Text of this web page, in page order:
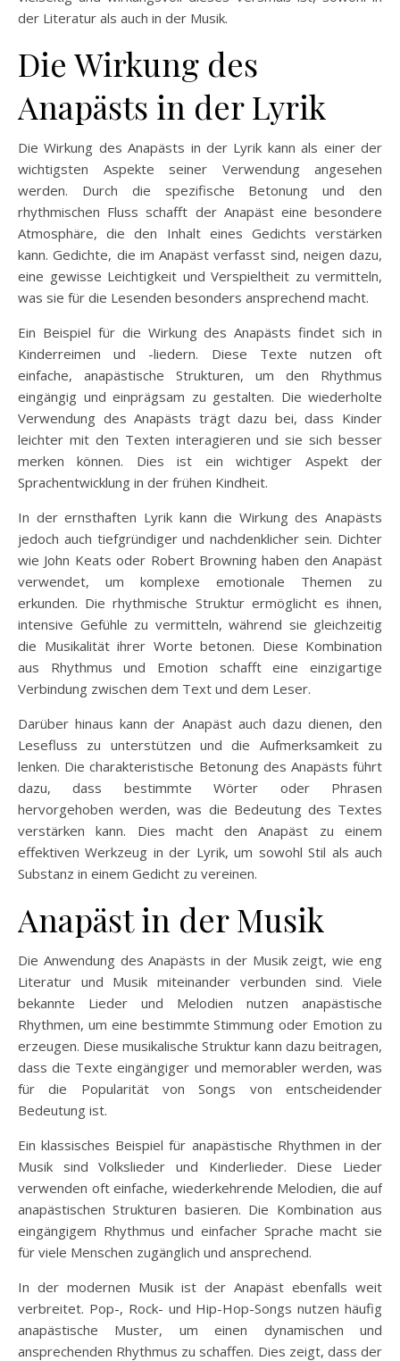
der Literatur als auch in der Musik.
Die Wirkung des
Anapästs in der Lyrik
Die Wirkung des Anapästs in der Lyrik kann als einer der
wichtigsten Aspekte seiner Verwendung angesehen
werden. Durch die spezifische Betonung und den
rhythmischen Fluss schafft der Anapäst eine besondere
Atmosphäre, die den Inhalt eines Gedichts verstärken
kann. Gedichte, die im Anapäst verfasst sind, neigen dazu,
eine gewisse Leichtigkeit und Verspieltheit zu vermitteln,
was sie für die Lesenden besonders ansprechend macht.
Ein Beispiel für die Wirkung des Anapästs findet sich in
Kinderreimen und -liedern. Diese Texte nutzen oft
einfache, anapästische Strukturen, um den Rhythmus
eingängig und einprägsam zu gestalten. Die wiederholte
Verwendung des Anapästs trägt dazu bei, dass Kinder
leichter mit den Texten interagieren und sie sich besser
merken können. Dies ist ein wichtiger Aspekt der
Sprachentwicklung in der frühen Kindheit.
In der ernsthaften Lyrik kann die Wirkung des Anapästs
jedoch auch tiefgründiger und nachdenklicher sein. Dichter
wie John Keats oder Robert Browning haben den Anapäst
verwendet, um komplexe emotionale Themen zu
erkunden. Die rhythmische Struktur ermöglicht es ihnen,
intensive Gefühle zu vermitteln, während sie gleichzeitig
die Musikalität ihrer Worte betonen. Diese Kombination
aus Rhythmus und Emotion schafft eine einzigartige
Verbindung zwischen dem Text und dem Leser.
Darüber hinaus kann der Anapäst auch dazu dienen, den
Lesefluss zu unterstützen und die Aufmerksamkeit zu
lenken. Die charakteristische Betonung des Anapästs führt
dazu, dass bestimmte Wörter oder Phrasen
hervorgehoben werden, was die Bedeutung des Textes
verstärken kann. Dies macht den Anapäst zu einem
effektiven Werkzeug in der Lyrik, um sowohl Stil als auch
Substanz in einem Gedicht zu vereinen.
Anapäst in der Musik
Die Anwendung des Anapästs in der Musik zeigt, wie eng
Literatur und Musik miteinander verbunden sind. Viele
bekannte Lieder und Melodien nutzen anapästische
Rhythmen, um eine bestimmte Stimmung oder Emotion zu
erzeugen. Diese musikalische Struktur kann dazu beitragen,
dass die Texte eingängiger und memorabler werden, was
für die Popularität von Songs von entscheidender
Bedeutung ist.
Ein klassisches Beispiel für anapästische Rhythmen in der
Musik sind Volkslieder und Kinderlieder. Diese Lieder
verwenden oft einfache, wiederkehrende Melodien, die auf
anapästischen Strukturen basieren. Die Kombination aus
eingängigem Rhythmus und einfacher Sprache macht sie
für viele Menschen zugänglich und ansprechend.
In der modernen Musik ist der Anapäst ebenfalls weit
verbreitet. Pop-, Rock- und Hip-Hop-Songs nutzen häufig
anapästische Muster, um einen dynamischen und
ansprechenden Rhythmus zu schaffen. Dies zeigt, dass der